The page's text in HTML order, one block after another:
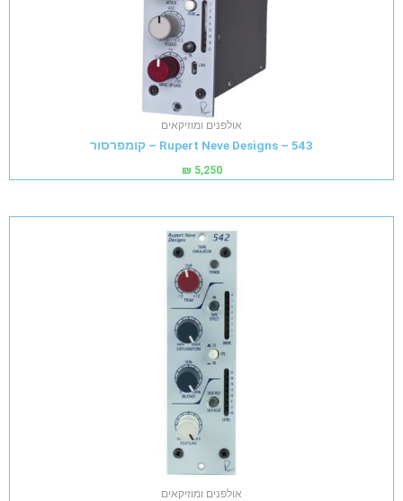
אולפנים ומוזיקאים
Rupert Neve Designs – 543 – קומפרסור
₪ 5,250
אולפנים ומוזיקאים